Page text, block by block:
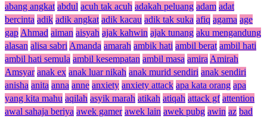
abang angkat abdul acuh tak acuh adakah peluang adam adat
bercinta adik adik angkat adik kacau adik tak suka afiq agama age
gap Ahmad aiman aisyah ajak kahwin ajak tunang aku mengandung
alasan alisa sabri Amanda amarah ambik hati ambil berat ambil hati
ambil hati semula ambil kesempatan ambil masa amira Amirah
Amsyar anak ex anak luar nikah anak murid sendiri anak sendiri
anisha anita anna anne anxiety anxiety attack apa kata orang apa
yang kita mahu aqilah asyik marah atikah atiqah attack gf attention
awal sahaja beriya awek gamer awek lain awek pubg awin az bad